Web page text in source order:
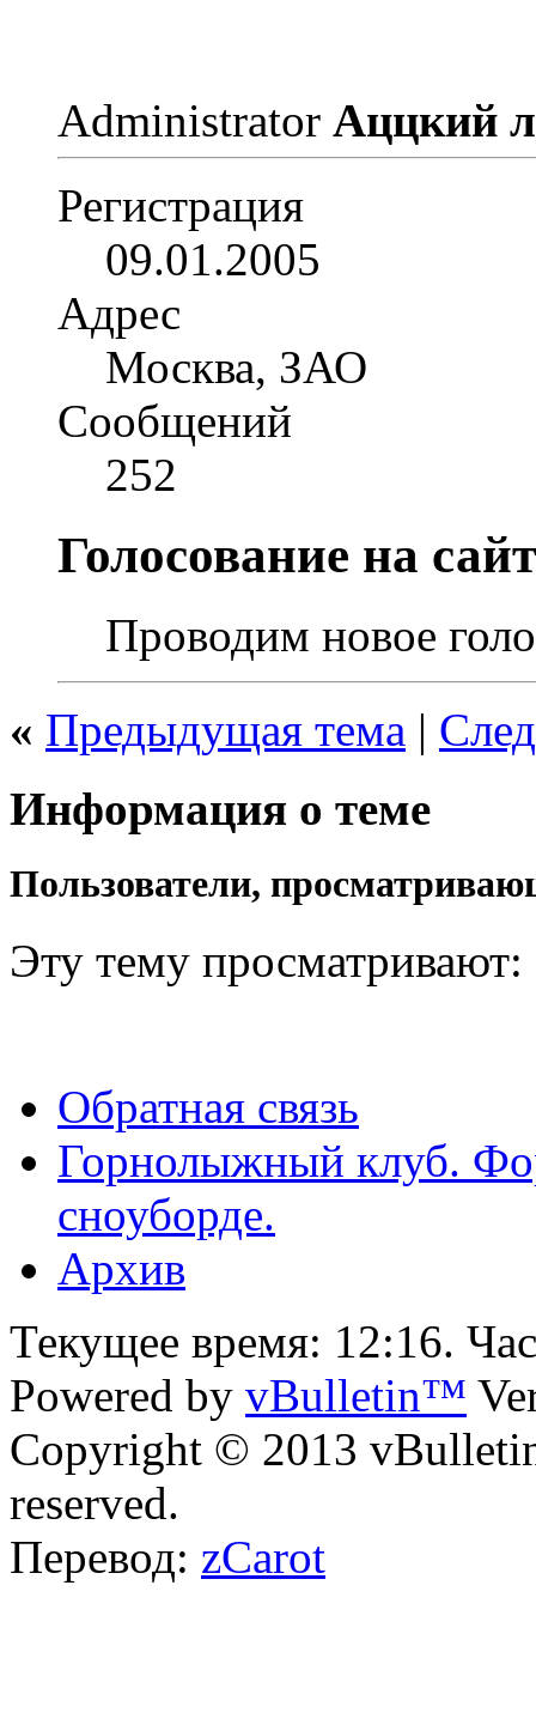
Administrator Аццкий
Регистрация
09.01.2005
Адрес
Москва, ЗАО
Сообщений
252
Голосование на
Проводим новое
« Предыдущая тема |
Информация о теме
Пользователи,
Эту тему
Обратная связь
Горнолыжный клуб.
сноуборде.
Архив
Текущее время: 12:16.
Powered by vBulletin™
Copyright © 2013
reserved.
Перевод: zCarot